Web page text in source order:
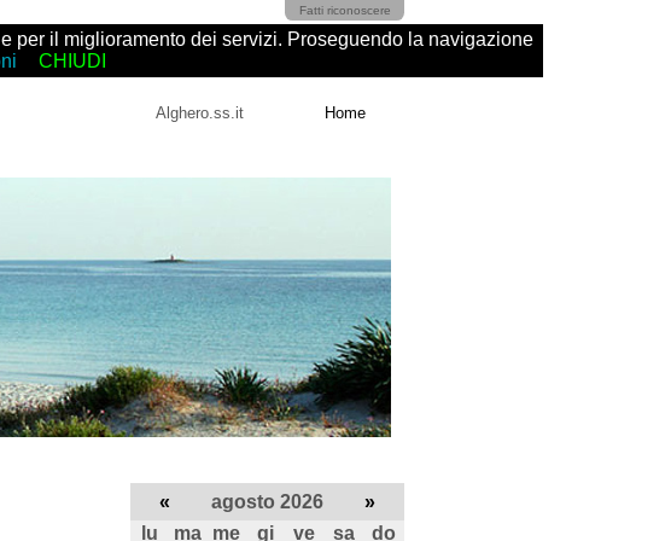
Fatti riconoscere
Alghero.ss.it Home
« agosto 2026 »
lu ma me gi ve sa
do
per il miglioramento dei servizi. Proseguendo la navigazione
CHIUDI